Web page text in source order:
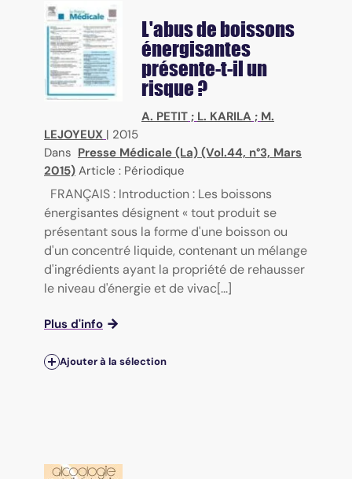
L'abus de boissons
énergisantes
présente-t-il un
risque ?
A. PETIT ; L. KARILA ; M.
LEJOYEUX | 2015
Dans Presse Médicale (La) (Vol.44, n°3, Mars
2015) Article : Périodique
FRANÇAIS : Introduction : Les boissons
énergisantes désignent « tout produit se
présentant sous la forme d'une boisson ou
d'un concentré liquide, contenant un mélange
d'ingrédients ayant la propriété de rehausser
le niveau d'énergie et de vivac[...]
Plus d'info
Ajouter à la sélection